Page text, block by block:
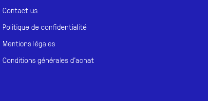
Contact us
Politique de confidentialité
Mentions légales
Conditions générales d'achat